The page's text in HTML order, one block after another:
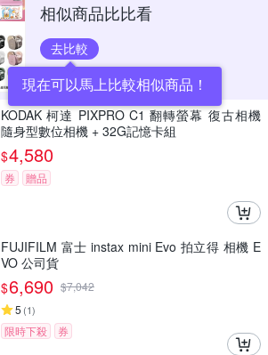
相似商品比比看
去比較
現在可以馬上比較相似商品！
KODAK 柯達 PIXPRO C1 翻轉螢幕 復古相機
隨身型數位相機 + 32G記憶卡組
$4,580
券 贈品
FUJIFILM 富士 instax mini Evo 拍立得 相機 E
VO 公司貨
$6,690 $7,042
5 (1)
限時下殺 券